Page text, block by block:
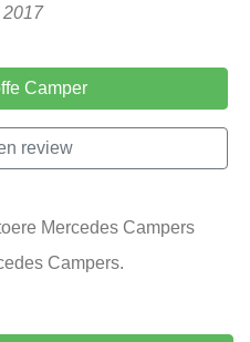
2017
Camper
review
Mercedes Campers
Campers.